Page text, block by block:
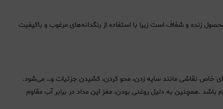
زنده و شفاف است زیرا با استفاده از رنگدانه‌های مرغوب و باکیفیت
خاص نقاشی مانند سایه زدن، محو کردن، کشیدن جزئیات و… می‌شود.
.همچنین به دلیل روغنی بودن، مغز این مداد در برابر آب مقاوم